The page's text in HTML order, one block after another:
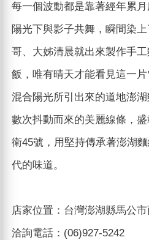
每一個波動都是靠著經年累
陽光下與影子共舞，瞬間染
哥、大姊清晨就出來製作手
飯，唯有晴天才能看見這一
混合陽光所引出來的道地澎
數次抖動而來的美麗線條，
衛45號，用堅持傳承著澎湖
代的味道。
店家位置：台灣澎湖縣馬公
洽詢電話：(06)927-5242